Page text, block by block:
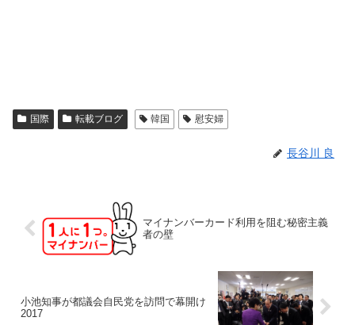
国際 転載ブログ 韓国 慰安婦
長谷川 良
マイナンバーカード利用を阻む秘密主義
者の壁
小池知事が都議会自民党を訪問で幕開け
2017